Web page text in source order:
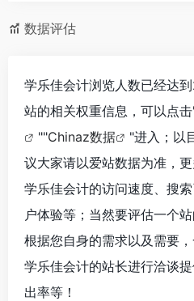
数据评估
学乐佳会计浏览人数已经达
站的相关权重信息，可以点
""Chinaz数据
"进入；以
议大家请以爱站数据为准，
学乐佳会计的访问速度、搜
户体验等；当然要评估一个
根据您自身的需求以及需要
学乐佳会计的站长进行洽谈
出率等！